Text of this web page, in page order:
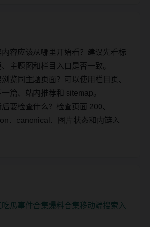
内容应该从哪里开始看？建议先看标
主题图和栏目入口是否一致。
览同主题页面？可以使用栏目页、
一篇、站内推荐和 sitemap。
要检查什么？检查页面 200、
、canonical、图片状态和内链入
吃瓜事件合集爆料合集移动端搜索入